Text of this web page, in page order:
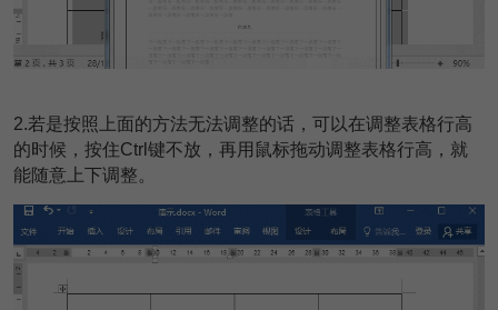
2.若是按照上面的方法无法调整的话，可以在调整表格行高
的时候，按住Ctrl键不放，再用鼠标拖动调整表格行高，就
能随意上下调整。